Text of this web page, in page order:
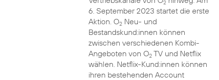
2
6. September 2023 startet die erste
Aktion. O2Neu- und
Bestandskund:innen können
zwischen verschiedenen Kombi-
Angeboten von O2TV und Netflix
wählen. Netflix-Kund:innen können
ihren bestehenden Account